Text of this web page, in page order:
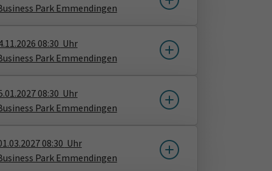
Park Emmendingen
08:30 Uhr
Park Emmendingen
08:30 Uhr
Park Emmendingen
08:30 Uhr
Park Emmendingen